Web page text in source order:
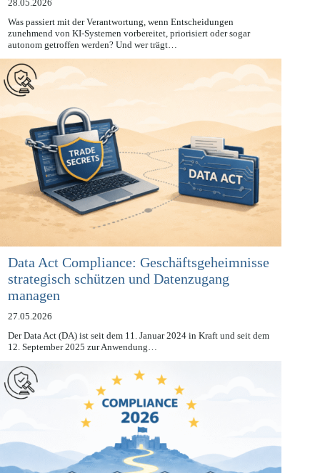
28.05.2026
Was passiert mit der Verantwortung, wenn Entscheidungen
zunehmend von KI-Systemen vorbereitet, priorisiert oder sogar
autonom getroffen werden? Und wer trägt…
Data Act Compliance: Geschäftsgeheimnisse
strategisch schützen und Datenzugang
managen
27.05.2026
Der Data Act (DA) ist seit dem 11. Januar 2024 in Kraft und seit dem
12. September 2025 zur Anwendung…